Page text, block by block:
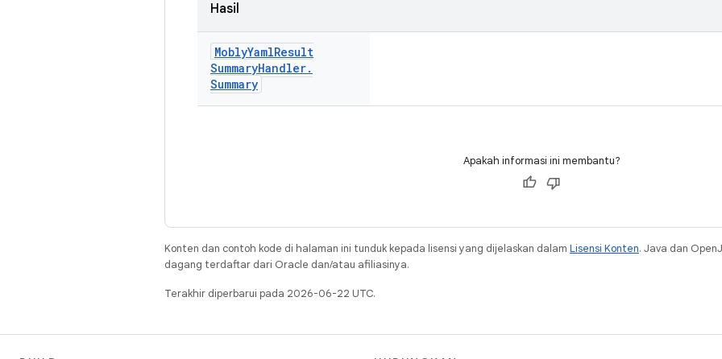
Hasil
MoblyYamlResult
SummaryHandler.
Summary
Apakah informasi ini membantu?
Konten dan contoh kode di halaman ini tunduk kepada lisensi yang dijelaskan dalam Lisensi Konten. Java dan
dagang terdaftar dari Oracle dan/atau afiliasinya.
Terakhir diperbarui pada 2026-06-22 UTC.